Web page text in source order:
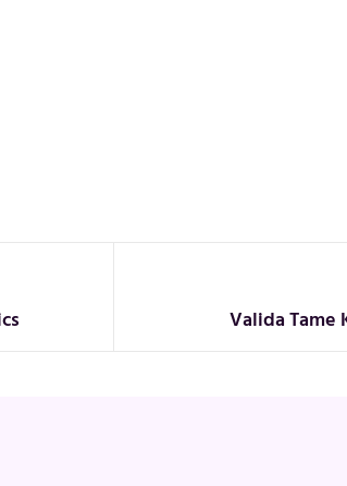
Valida Tame